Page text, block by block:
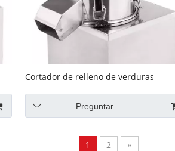
Cortador de relleno de verduras
Preguntar
1 2 »